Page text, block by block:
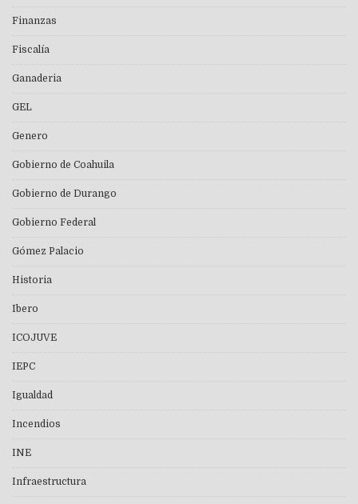
Finanzas
Fiscalía
Ganaderia
GEL
Genero
Gobierno de Coahuila
Gobierno de Durango
Gobierno Federal
Gómez Palacio
Historia
Ibero
ICOJUVE
IEPC
Igualdad
Incendios
INE
Infraestructura